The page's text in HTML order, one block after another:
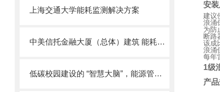
上海交通大学能耗监测解决方案
中美信托金融大厦（总体）建筑 能耗管理系统的设计与应用
低碳校园建设的 “智慧大脑”，能源管理系统如何实现零碳目标？
安
建议
浪涌
为防
断路
该成
浪涌
每年
1级
产